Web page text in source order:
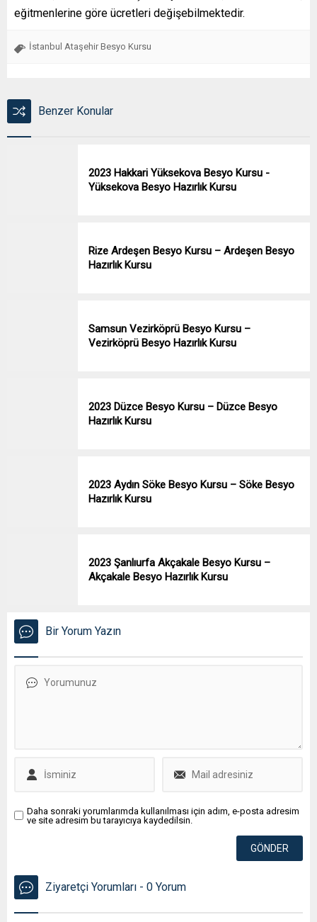
eğitmenlerine göre ücretleri değişebilmektedir.
İstanbul Ataşehir Besyo Kursu
Benzer Konular
2023 Hakkari Yüksekova Besyo Kursu -
Yüksekova Besyo Hazırlık Kursu
Rize Ardeşen Besyo Kursu – Ardeşen Besyo
Hazırlık Kursu
Samsun Vezirköprü Besyo Kursu –
Vezirköprü Besyo Hazırlık Kursu
2023 Düzce Besyo Kursu – Düzce Besyo
Hazırlık Kursu
2023 Aydın Söke Besyo Kursu – Söke Besyo
Hazırlık Kursu
2023 Şanlıurfa Akçakale Besyo Kursu –
Akçakale Besyo Hazırlık Kursu
Bir Yorum Yazın
Daha sonraki yorumlarımda kullanılması için adım, e-posta adresim
ve site adresim bu tarayıcıya kaydedilsin.
Ziyaretçi Yorumları - 0 Yorum